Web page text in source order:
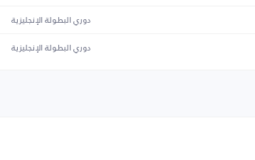
دوري البطولة الإنجليزية
دوري البطولة الإنجليزية